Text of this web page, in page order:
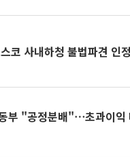
코 사내하청 불법파견
부 "공정분배"⋯초과이익